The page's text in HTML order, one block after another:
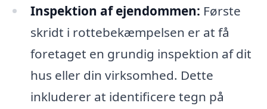
Inspektion af ejendommen: Første
skridt i rottebekæmpelsen er at få
foretaget en grundig inspektion af dit
hus eller din virksomhed. Dette
inkluderer at identificere tegn på